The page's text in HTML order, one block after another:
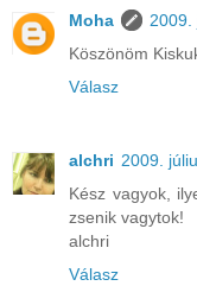
Moha
2009.
Köszönöm
Válasz
alchri 2009.
Kész vagyok,
zsenik vagytok!
alchri
Válasz